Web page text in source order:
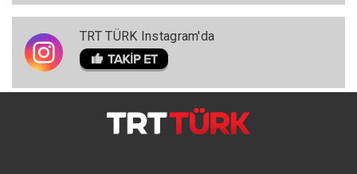
TRT TÜRK Instagram'da